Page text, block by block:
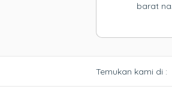
barat
Temukan kami di :